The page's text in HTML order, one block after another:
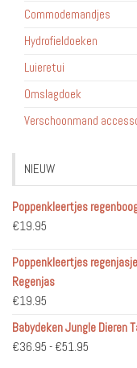
Commodemandjes
Hydrofieldoeken
Luieretui
Omslagdoek
Verschoonmand
NIEUW
Poppenkleertjes
€19.95
Poppenkleertjes
Regenjas
€19.95
Babydeken Jungle Dieren
€36.95 - €51.95